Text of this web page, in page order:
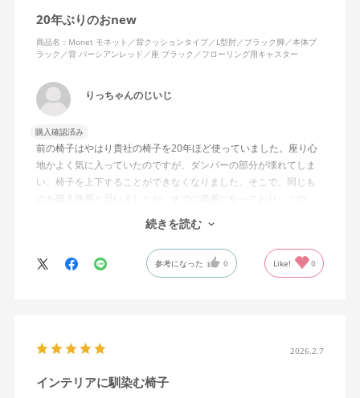
20年ぶりのおnew
商品名：Monet モネット／背クッションタイプ／L型肘／ブラック脚／本体ブ
ラック／背 パーシアンレッド／座 ブラック／フローリング用キャスター
りっちゃんのじいじ
購入確認済み
前の椅子はやはり貴社の椅子を20年ほど使っていました。座り心
地かよく気に入っていたのですが、ダンパーの部分が壊れてしま
い、椅子を上下することができなくなりました。そこで、同じも
のを購入使用と思いましたが、すでに廃番になっており、この
MonEtを購入しました。やや固めの椅子ですが、使っているうち
になじんでくるのではと思っています。フローリング床で使って
いますが、ややキャスターがよく動きすぎるのが難点でしょう
か。
続きを読む
参考になった 0 Like! 0
2026.2.7
インテリアに馴染む椅子